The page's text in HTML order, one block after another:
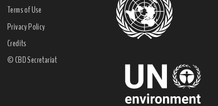
Terms of Use
Privacy Policy
Credits
© CBD Secretariat